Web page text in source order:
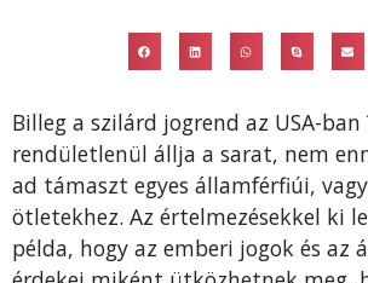
Billeg a szilárd jogrend az USA-
rendületlenül állja a sarat, nem
ad támaszt egyes államférfiúi,
ötletekhez. Az értelmezésekkel ki
példa, hogy az emberi jogok és az